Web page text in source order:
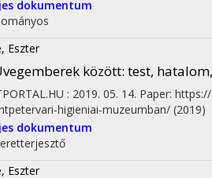
dokumentum
Eszter
között: test,
: 2019. 05. 14. Paper:
higieniai-muzeumban/ (2019)
dokumentum
Eszter